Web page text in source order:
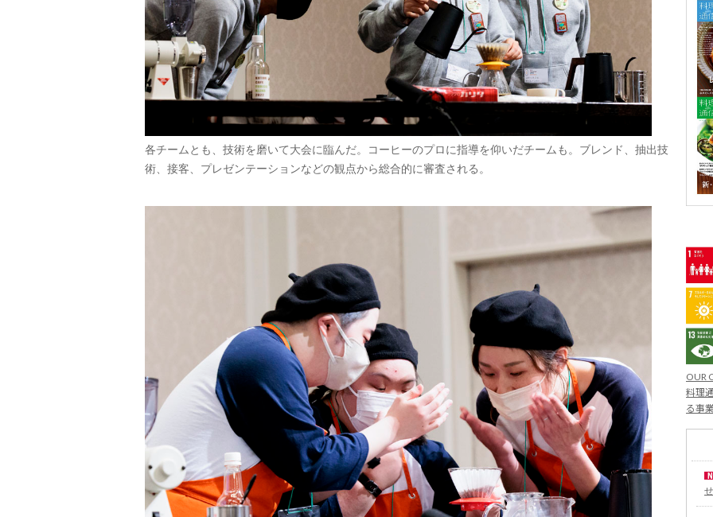
各チームとも、技術を磨いて大会に臨んだ。コーヒーのプロに指導を仰いだチームも。ブレンド、抽出技
術、接客、プレゼンテーションなどの観点から総合的に審査される。
OUR
料理
る事
せ